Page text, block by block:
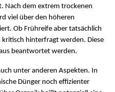
Nach dem extrem trockenen
viel über den höheren
Ob Frühreife aber tatsächlich
hinterfragt werden. Diese
beantwortet werden.
unter anderen Aspekten. In
Dünger noch effizienter